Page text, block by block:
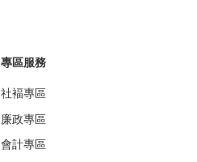
專區服務
社褔專區
廉政專區
會計專區